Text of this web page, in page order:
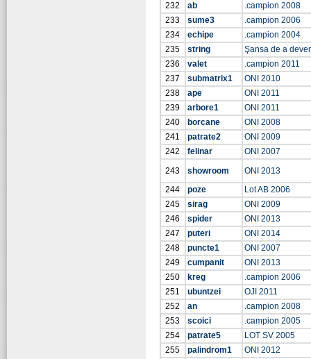
232
ab
.campion 2008
233
sume3
.campion 2006
234
echipe
.campion 2004
235
string
Şansa de a
236
valet
.campion 2011
237
submatrix1
ONI 2010
238
ape
ONI 2011
239
arbore1
ONI 2011
240
borcane
ONI 2008
241
patrate2
ONI 2009
242
felinar
ONI 2007
243
showroom
ONI 2013
244
poze
Lot AB 2006
245
sirag
ONI 2009
246
spider
ONI 2013
247
puteri
ONI 2014
248
puncte1
ONI 2007
249
cumpanit
ONI 2013
250
kreg
.campion 2006
251
ubuntzei
OJI 2011
252
an
.campion 2008
253
scoici
.campion 2005
254
patrate5
LOT SV 2005
255
palindrom1
ONI 2012